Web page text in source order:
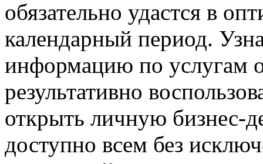
обязательно удастся в
календарный период.
информацию по услугам
результативно
открыть личную бизнес-
доступно всем без